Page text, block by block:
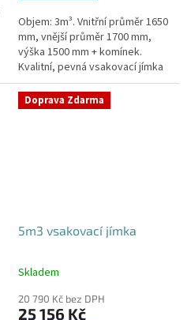
Objem: 3m³. Vnitřní průměr 1650
mm, vnější průměr 1700 mm,
výška 1500 mm + komínek.
Kvalitní, pevná vsakovací jímka
(nádrž) bez potřeby
obetonování Průměr přítoku a
odtoku +...
Doprava Zdarma
5m3 vsakovací jímka
Průměrné
produktu
Skladem
20 790 Kč bez DPH
25 156 Kč